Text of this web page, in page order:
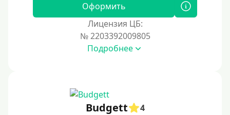
Оформить
Лицензия ЦБ:
№ 2203392009805
Подробнее
Budgett
4